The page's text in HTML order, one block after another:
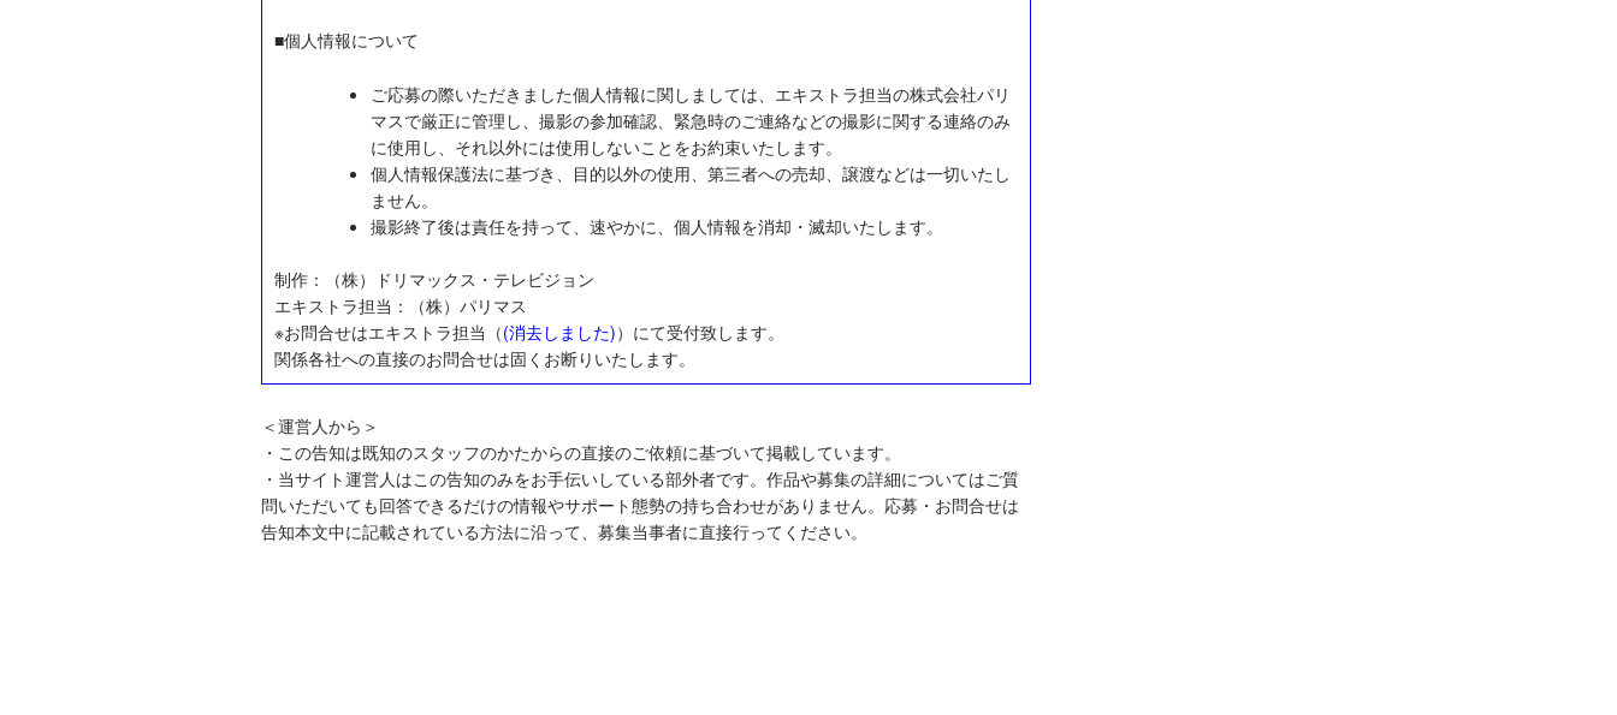
■個人情報について
ご応募の際いただきました個人情報に関しましては、エキストラ担当の株式会社パリ
マスで厳正に管理し、撮影の参加確認、緊急時のご連絡などの撮影に関する連絡のみ
に使用し、それ以外には使用しないことをお約束いたします。
個人情報保護法に基づき、目的以外の使用、第三者への売却、譲渡などは一切いたし
ません。
撮影終了後は責任を持って、速やかに、個人情報を消却・滅却いたします。
制作：（株）ドリマックス・テレビジョン
エキストラ担当：（株）パリマス
※お問合せはエキストラ担当（(消去しました)）にて受付致します。
関係各社への直接のお問合せは固くお断りいたします。
＜運営人から＞
・この告知は既知のスタッフのかたからの直接のご依頼に基づいて掲載しています。
・当サイト運営人はこの告知のみをお手伝いしている部外者です。作品や募集の詳細についてはご質
問いただいても回答できるだけの情報やサポート態勢の持ち合わせがありません。応募・お問合せは
告知本文中に記載されている方法に沿って、募集当事者に直接行ってください。